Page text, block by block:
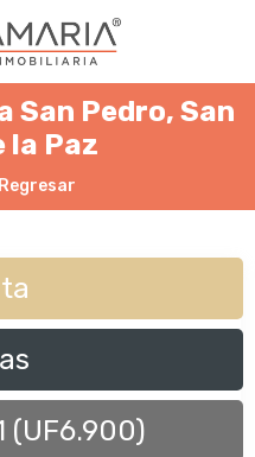
San Pedro, San
la Paz
Regresar
(UF6.900)